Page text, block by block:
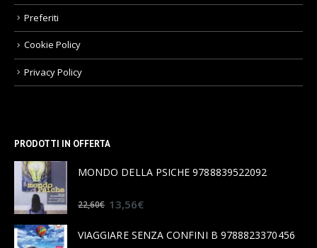
Preferiti
Cookie Policy
Privacy Policy
PRODOTTI IN OFFERTA
MONDO DELLA PSICHE 9788839522092
22,60€ 13,56€
VIAGGIARE SENZA CONFINI B 9788823370456